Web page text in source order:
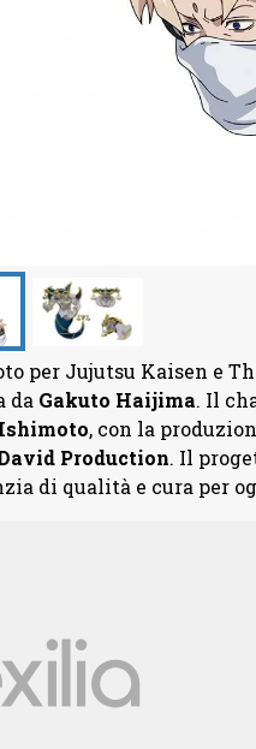
per Jujutsu Kaisen e
da Gakuto Haijima. Il
Ishimoto, con la
Production. Il
di qualità e cura per